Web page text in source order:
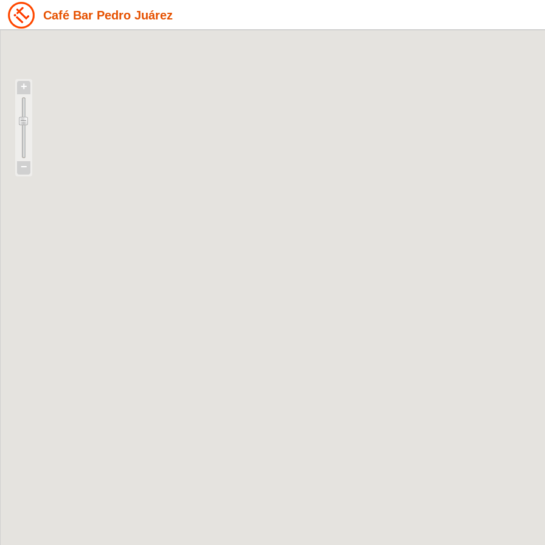
Café Bar Pedro Juárez
+
−